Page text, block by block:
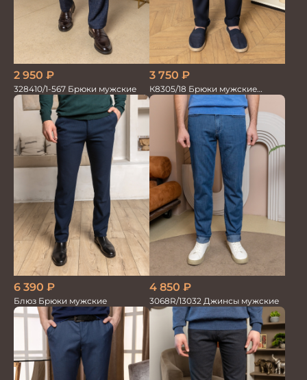
2 950 ₽
328410/1-567 Брюки мужские
3 750 ₽
К8305/18 Брюки мужские
т.синие
6 390 ₽
Блюз Брюки мужские
4 850 ₽
3068R/13032 Джинсы мужские